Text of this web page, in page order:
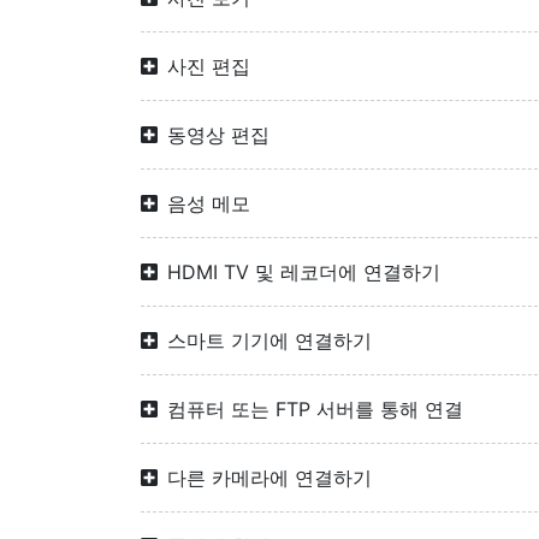
사진 편집
동영상 편집
음성 메모
HDMI TV 및 레코더에 연결하기
스마트 기기에 연결하기
컴퓨터 또는 FTP 서버를 통해 연결
다른 카메라에 연결하기